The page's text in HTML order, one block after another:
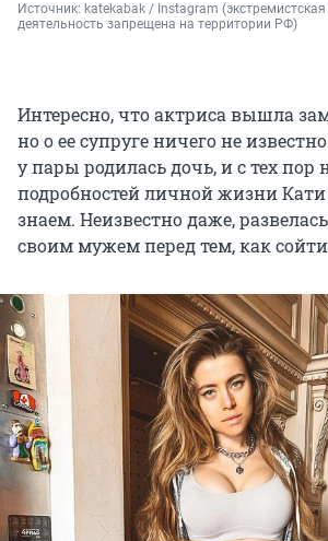
Источник: katekabak / Instagram
деятельность запрещена на территории РФ)
Интересно, что актриса вышла
но о ее супруге ничего не
у пары родилась дочь, и с тех
подробностей личной жизни
знаем. Неизвестно даже,
своим мужем перед тем, как